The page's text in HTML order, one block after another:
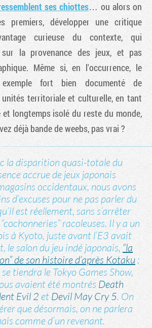
ses chiottes… ou alors on
premiers, développer une critique
curieuse du contexte, qui
sur la provenance des jeux, et pas
Même si, en l'occurrence, le
fort bien documenté de
territoriale et culturelle, en tant
longtemps isolé du reste du monde,
déjà bande de weebs, pas vrai ?
la disparition quasi-totale du
accrue de jeux japonais
occidentaux, nous avons
d’excuses pour ne pas parler du
est réellement, sans s’arrêter
racoleuses. Il y a un
à Kyoto, juste avant l’E3 avait
le salon du jeu indé japonais, “la
de son histoire d’après Kotaku;
tiendra le Tokyo Games Show,
avaient été montrés Death
Evil 2 et Devil May Cry 5. On
que désormais, on ne parlera
comme d’un revenant.